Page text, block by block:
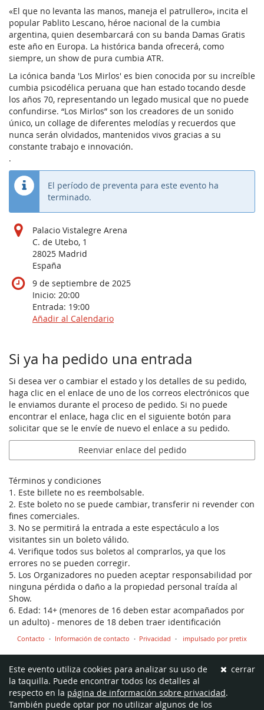
«El que no levanta las manos, maneja el patrullero», incita el
popular Pablito Lescano, héroe nacional de la cumbia
argentina, quien desembarcará con su banda Damas Gratis
este año en Europa. La histórica banda ofrecerá, como
siempre, un show de pura cumbia ATR.
La icónica banda 'Los Mirlos' es bien conocida por su increíble
cumbia psicodélica peruana que han estado tocando desde
los años 70, representando un legado musical que no puede
confundirse. “Los Mirlos” son los creadores de un sonido
único, un collage de diferentes melodías y recuerdos que
nunca serán olvidados, mantenidos vivos gracias a su
constante trabajo e innovación.
.
El período de preventa para este evento ha
terminado.
Palacio Vistalegre Arena
C. de Utebo, 1
28025 Madrid
España
9 de septiembre de 2025
Inicio: 20:00
Entrada: 19:00
Añadir al Calendario
Si ya ha pedido una entrada
Si desea ver o cambiar el estado y los detalles de su pedido,
haga clic en el enlace de uno de los correos electrónicos que
le enviamos durante el proceso de pedido. Si no puede
encontrar el enlace, haga clic en el siguiente botón para
solicitar que se le envíe de nuevo el enlace a su pedido.
Reenviar enlace del pedido
Términos y condiciones
1. Este billete no es reembolsable.
2. Este boleto no se puede cambiar, transferir ni revender con
fines comerciales.
3. No se permitirá la entrada a este espectáculo a los
visitantes sin un boleto válido.
4. Verifique todos sus boletos al comprarlos, ya que los
errores no se pueden corregir.
5. Los Organizadores no pueden aceptar responsabilidad por
ninguna pérdida o daño a la propiedad personal traída al
Show.
6. Edad: 14+ (menores de 16 deben estar acompañados por
un adulto) - menores de 18 deben traer identificación
Contacto Información de contacto Privacidad impulsado por pretix
cerrar
Este evento utiliza cookies para analizar su uso de
la taquilla. Puede encontrar todos los detalles al
respecto en la página de información sobre privacidad.
También puede optar por no utilizar algunos de los